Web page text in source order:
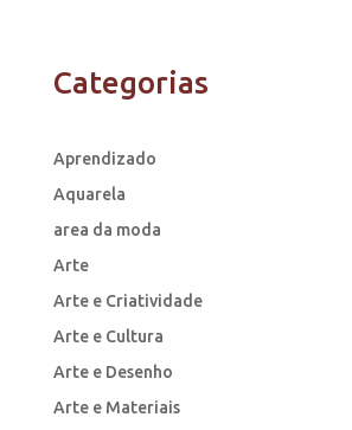
Categorias
Aprendizado
Aquarela
area da moda
Arte
Arte e Criatividade
Arte e Cultura
Arte e Desenho
Arte e Materiais